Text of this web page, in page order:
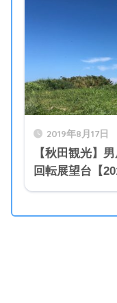
2019年8月17日
【秋田観光】
回転展望台【